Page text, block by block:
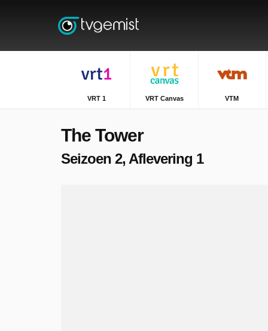
VRT 1 VRT Canvas VTM
The Tower
Seizoen 2, Aflevering 1